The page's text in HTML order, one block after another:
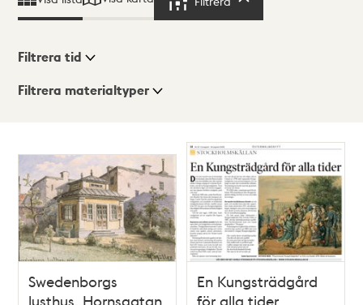
Visningsläge
Lista
Karta
Filtrera tid
Filtrera materialtyper
Swedenborgs
lusthus, Hornsgatan
En Kungsträdgård
för alla tider